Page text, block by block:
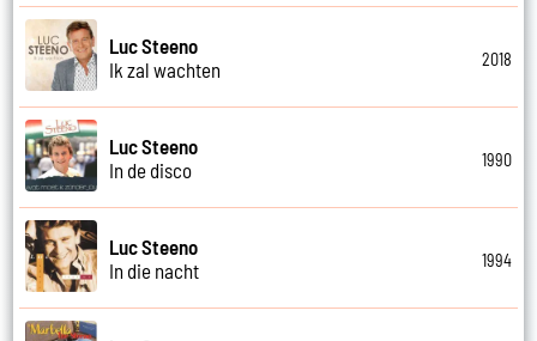
Luc Steeno
Ik zal wachten
2018
Luc Steeno
In de disco
1990
Luc Steeno
In die nacht
1994